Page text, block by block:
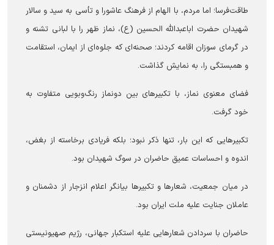
طاقت‌فرسا؛ اما مردم، با الهام از فرهنگ عاشورا و تأسی به سید و سالار
شهیدان حضرت اباعبدالله الحسین (ع)، نماز ظهر را با لبانی تشنه و
در گرمای سوزان اقامه کردند؛ صحنه‌ای که جلوه‌ای از ایمان، استقامت
و همبستگی را، به نمایش گذاشت.
فضای معنوی نماز، با تکبیرهای بین دونماز رنگ‌وبویی متفاوت به
خود گرفت.
تکبیرهایی که این بار، تنها ذکر نبود؛ بلکه فریادی برخاسته از بغض،
اندوه و احساسات عمیق حاضران در سوگ شهیدان بود.
در میان جمعیت، شعارها و تکبیرها بیانگر اعلام انزجار از دشمنان و
عاملان جنایت علیه ملت ایران بود.
حاضران با سردادن شعارهایی علیه استکبار جهانی، رژیم صهیونیستی